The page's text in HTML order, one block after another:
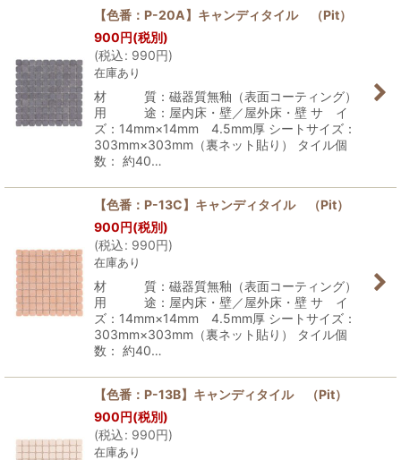
【色番：P-20A】キャンディタイル （Pit）
900円(税別)
(税込: 990円)
在庫あり
材 質：磁器質無釉（表面コーティング）
用 途：屋内床・壁／屋外床・壁 サ イ
ズ：14mm×14mm 4.5mm厚 シートサイズ：
303mm×303mm（裏ネット貼り） タイル個
数： 約40…
【色番：P-13C】キャンディタイル （Pit）
900円(税別)
(税込: 990円)
在庫あり
材 質：磁器質無釉（表面コーティング）
用 途：屋内床・壁／屋外床・壁 サ イ
ズ：14mm×14mm 4.5mm厚 シートサイズ：
303mm×303mm（裏ネット貼り） タイル個
数： 約40…
【色番：P-13B】キャンディタイル （Pit）
900円(税別)
(税込: 990円)
在庫あり